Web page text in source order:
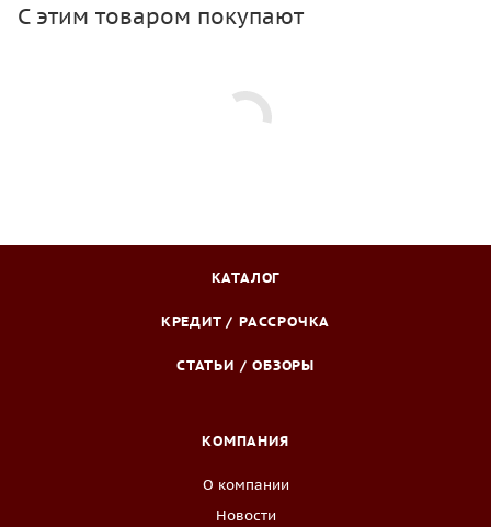
С этим товаром покупают
КАТАЛОГ
КРЕДИТ / РАССРОЧКА
СТАТЬИ / ОБЗОРЫ
КОМПАНИЯ
О компании
Новости